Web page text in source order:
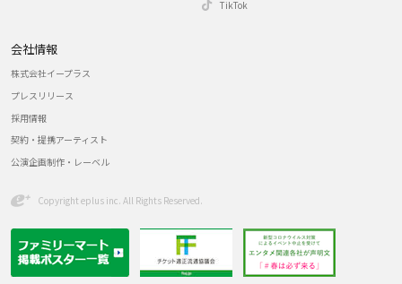
TikTok
会社情報
株式会社イープラス
プレスリリース
採用情報
契約・提携アーティスト
公演企画制作・レーベル
Copyright eplus inc. All Rights Reserved.